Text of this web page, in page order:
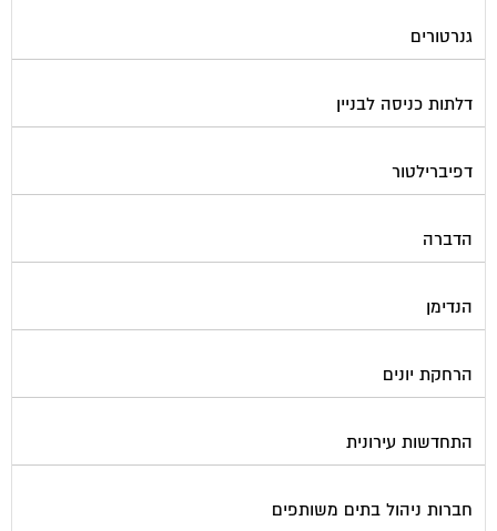
חברות ניקיון בתים משותפים
חיטוי מאגרי מים
חשמל
טפסים וחתימות דיגיטליות
כיבוי אש
מיגון תא מעלית
מימון תביעות משפטיות